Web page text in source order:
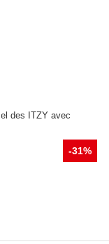
des ITZY avec
-31%